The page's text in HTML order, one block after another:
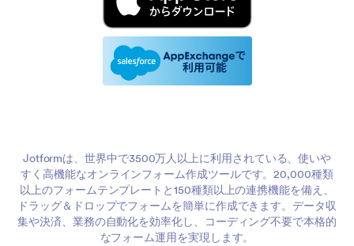
Jotformは、世界中で3500万人以上に利用されている、使いや
すく高機能なオンラインフォーム作成ツールです。20,000種類
以上のフォームテンプレートと150種類以上の連携機能を備え、
ドラッグ＆ドロップでフォームを簡単に作成できます。データ収
集や決済、業務の自動化を効率化し、コーディング不要で本格的
なフォーム運用を実現します。